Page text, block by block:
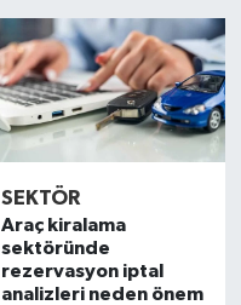
SEKTÖR
Araç kiralama
sektöründe
rezervasyon iptal
analizleri neden önem